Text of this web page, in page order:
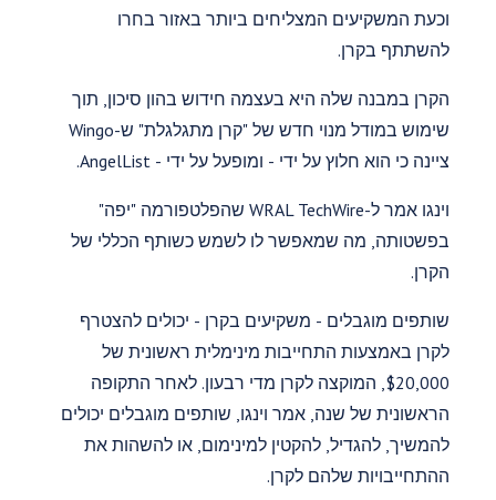
וכעת המשקיעים המצליחים ביותר באזור בחרו
להשתתף בקרן.
הקרן במבנה שלה היא בעצמה חידוש בהון סיכון, תוך
שימוש במודל מנוי חדש של "קרן מתגלגלת" ש-Wingo
ציינה כי הוא חלוץ על ידי - ומופעל על ידי - AngelList.
וינגו אמר ל-WRAL TechWire שהפלטפורמה "יפה"
בפשטותה, מה שמאפשר לו לשמש כשותף הכללי של
הקרן.
שותפים מוגבלים - משקיעים בקרן - יכולים להצטרף
לקרן באמצעות התחייבות מינימלית ראשונית של
$20,000, המוקצה לקרן מדי רבעון. לאחר התקופה
הראשונית של שנה, אמר וינגו, שותפים מוגבלים יכולים
להמשיך, להגדיל, להקטין למינימום, או להשהות את
ההתחייבויות שלהם לקרן.